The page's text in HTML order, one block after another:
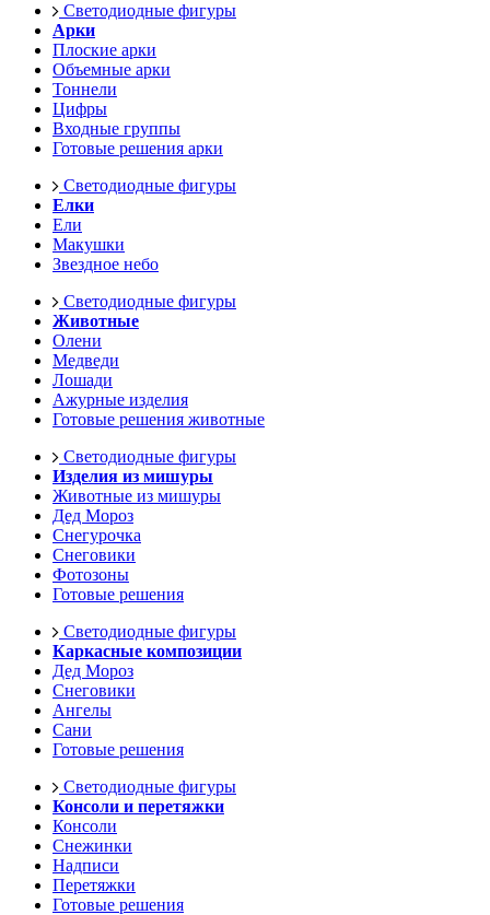
Светодиодные фигуры
Арки
Плоские арки
Объемные арки
Тоннели
Цифры
Входные группы
Готовые решения арки
Светодиодные фигуры
Елки
Ели
Макушки
Звездное небо
Светодиодные фигуры
Животные
Олени
Медведи
Лошади
Ажурные изделия
Готовые решения животные
Светодиодные фигуры
Изделия из мишуры
Животные из мишуры
Дед Мороз
Снегурочка
Снеговики
Фотозоны
Готовые решения
Светодиодные фигуры
Каркасные композиции
Дед Мороз
Снеговики
Ангелы
Сани
Готовые решения
Светодиодные фигуры
Консоли и перетяжки
Консоли
Снежинки
Надписи
Перетяжки
Готовые решения